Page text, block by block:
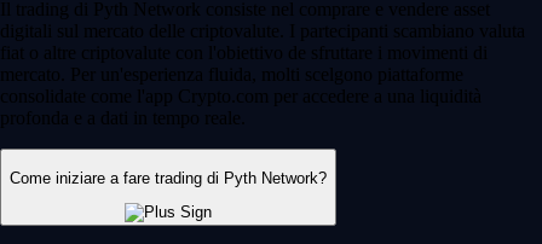
Il trading di Pyth Network consiste nel comprare e vendere asset
digitali sul mercato delle criptovalute. I partecipanti scambiano valuta
fiat o altre criptovalute con l'obiettivo de sfruttare i movimenti di
mercato. Per un'esperienza fluida, molti scelgono piattaforme
consolidate come l'app Crypto.com per accedere a una liquidità
profonda e a dati in tempo reale.
Come iniziare a fare trading di Pyth Network?